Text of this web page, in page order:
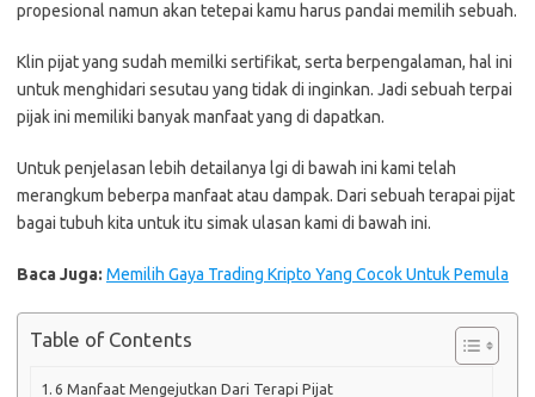
propesional namun akan tetepai kamu harus pandai memilih sebuah.
Klin pijat yang sudah memilki sertifikat, serta berpengalaman, hal ini
untuk menghidari sesutau yang tidak di inginkan. Jadi sebuah terpai
pijak ini memiliki banyak manfaat yang di dapatkan.
Untuk penjelasan lebih detailanya lgi di bawah ini kami telah
merangkum beberpa manfaat atau dampak. Dari sebuah terapai pijat
bagai tubuh kita untuk itu simak ulasan kami di bawah ini.
Baca Juga: Memilih Gaya Trading Kripto Yang Cocok Untuk Pemula
Table of Contents
6 Manfaat Mengejutkan Dari Terapi Pijat